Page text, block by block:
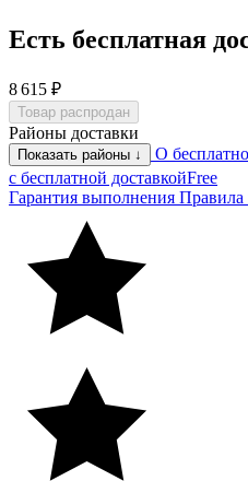
Есть бесплатная
8 615 ₽
Товар распродан
Районы доставки
Показать районы ↓ О
с бесплатной доставкойFree
Гарантия выполнения Правила